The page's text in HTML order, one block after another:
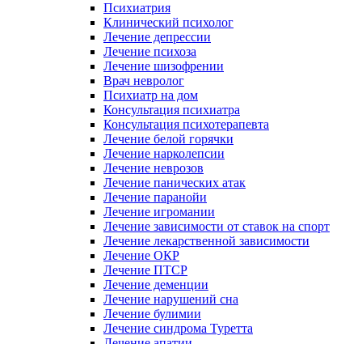
Психиатрия
Клинический психолог
Лечение депрессии
Лечение психоза
Лечение шизофрении
Врач невролог
Психиатр на дом
Консультация психиатра
Консультация психотерапевта
Лечение белой горячки
Лечение нарколепсии
Лечение неврозов
Лечение панических атак
Лечение паранойи
Лечение игромании
Лечение зависимости от ставок на спорт
Лечение лекарственной зависимости
Лечение ОКР
Лечение ПТСР
Лечение деменции
Лечение нарушений сна
Лечение булимии
Лечение синдрома Туретта